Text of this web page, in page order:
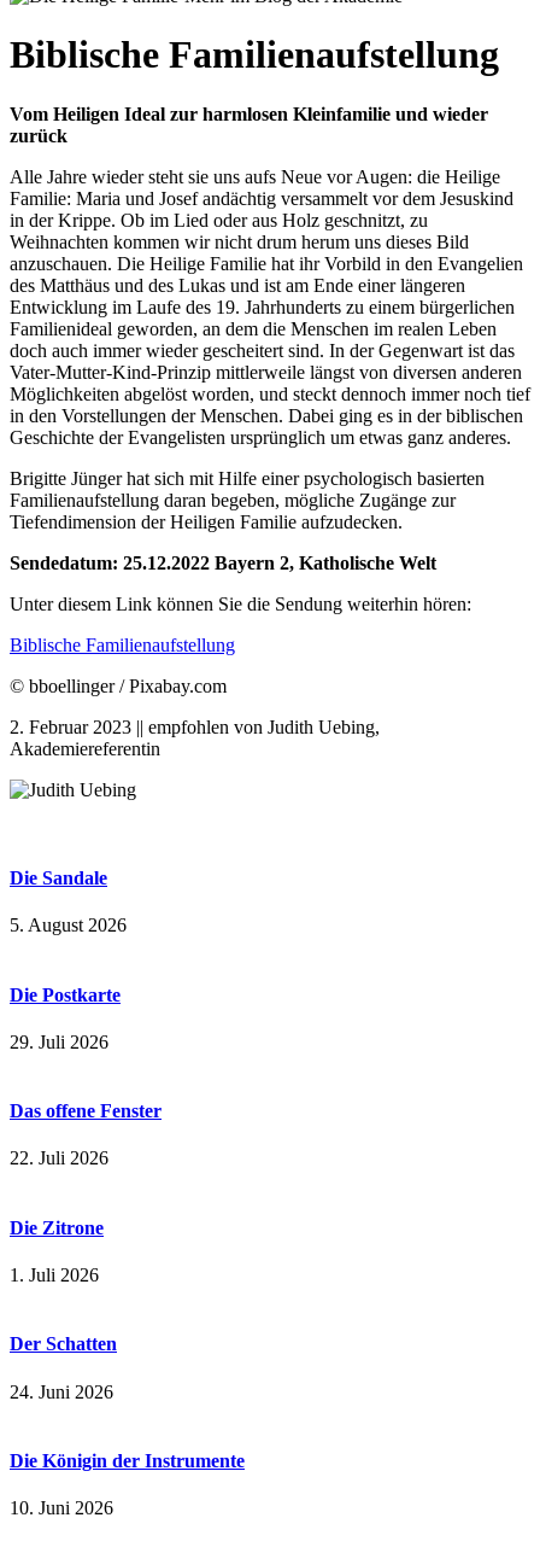
Biblische Familienaufstellung
Vom Heiligen Ideal zur harmlosen Kleinfamilie und wieder
zurück
Alle Jahre wieder steht sie uns aufs Neue vor Augen: die Heilige
Familie: Maria und Josef andächtig versammelt vor dem Jesuskind
in der Krippe. Ob im Lied oder aus Holz geschnitzt, zu
Weihnachten kommen wir nicht drum herum uns dieses Bild
anzuschauen. Die Heilige Familie hat ihr Vorbild in den Evangelien
des Matthäus und des Lukas und ist am Ende einer längeren
Entwicklung im Laufe des 19. Jahrhunderts zu einem bürgerlichen
Familienideal geworden, an dem die Menschen im realen Leben
doch auch immer wieder gescheitert sind. In der Gegenwart ist das
Vater-Mutter-Kind-Prinzip mittlerweile längst von diversen anderen
Möglichkeiten abgelöst worden, und steckt dennoch immer noch tief
in den Vorstellungen der Menschen. Dabei ging es in der biblischen
Geschichte der Evangelisten ursprünglich um etwas ganz anderes.
Brigitte Jünger hat sich mit Hilfe einer psychologisch basierten
Familienaufstellung daran begeben, mögliche Zugänge zur
Tiefendimension der Heiligen Familie aufzudecken.
Sendedatum: 25.12.2022 Bayern 2, Katholische Welt
Unter diesem Link können Sie die Sendung weiterhin hören:
Biblische Familienaufstellung
© bboellinger / Pixabay.com
2. Februar 2023 || empfohlen von Judith Uebing,
Akademiereferentin
Die Sandale
5. August 2026
Die Postkarte
29. Juli 2026
Das offene Fenster
22. Juli 2026
Die Zitrone
1. Juli 2026
Der Schatten
24. Juni 2026
Die Königin der Instrumente
10. Juni 2026